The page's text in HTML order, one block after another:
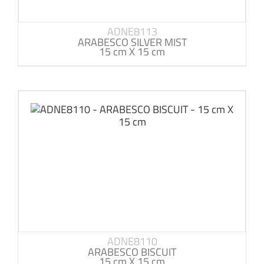
ADNE8113
ARABESCO SILVER MIST
15 cm X 15 cm
ADNE8110
ARABESCO BISCUIT